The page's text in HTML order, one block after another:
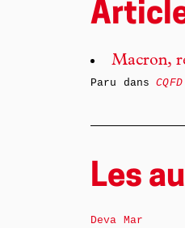
Macron,
Paru dansCQFD
Les
Deva Mar